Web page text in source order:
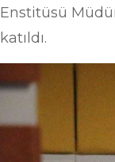
Enstitüsü
katıldı.